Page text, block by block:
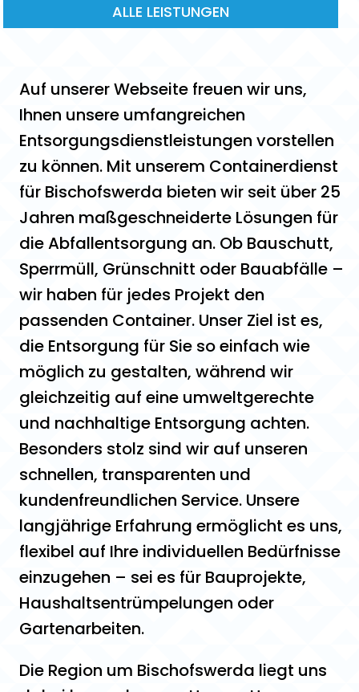
ALLE LEISTUNGEN
Auf unserer Webseite freuen wir uns,
Ihnen unsere umfangreichen
Entsorgungsdienstleistungen vorstellen
zu können. Mit unserem Containerdienst
für Bischofswerda bieten wir seit über 25
Jahren maßgeschneiderte Lösungen für
die Abfallentsorgung an. Ob Bauschutt,
Sperrmüll, Grünschnitt oder Bauabfälle –
wir haben für jedes Projekt den
passenden Container. Unser Ziel ist es,
die Entsorgung für Sie so einfach wie
möglich zu gestalten, während wir
gleichzeitig auf eine umweltgerechte
und nachhaltige Entsorgung achten.
Besonders stolz sind wir auf unseren
schnellen, transparenten und
kundenfreundlichen Service. Unsere
langjährige Erfahrung ermöglicht es uns,
flexibel auf Ihre individuellen Bedürfnisse
einzugehen – sei es für Bauprojekte,
Haushaltsentrümpelungen oder
Gartenarbeiten.
Die Region um Bischofswerda liegt uns